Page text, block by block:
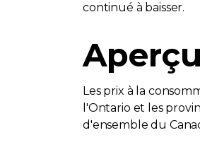
continué à baisser.
Les prix à la
l'Ontario et les
d'ensemble du